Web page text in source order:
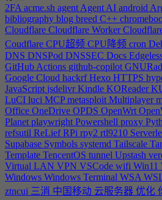
2FA acme.sh agent Agent AI android
bibliography blog breed C++
Cloudflare Cloudflare Worker
Coudflare CPU超频 CPU降频 cron
DNS DNSPod DNSSEC Docs
GitHub Actions github-copilot
Google Cloud hackrfHexo HTTPS
JavaScript jsdelivrKindle KOReader
LuCI luci MCPmetasploit Multiplayer
Office OneDrive OPDS OpenWrt
Planet playwright Powershell proxy
refsutil ReLiefRPi rpy2 rtl9210
Supabase Symbols systemd Tailscale
Template TencentOS tunnel Upstash
Virtual LAN VPN VSCode wifi Win11
Windows Windows Terminal WSA
ztncui 三消 中国移动 云服务器 优化